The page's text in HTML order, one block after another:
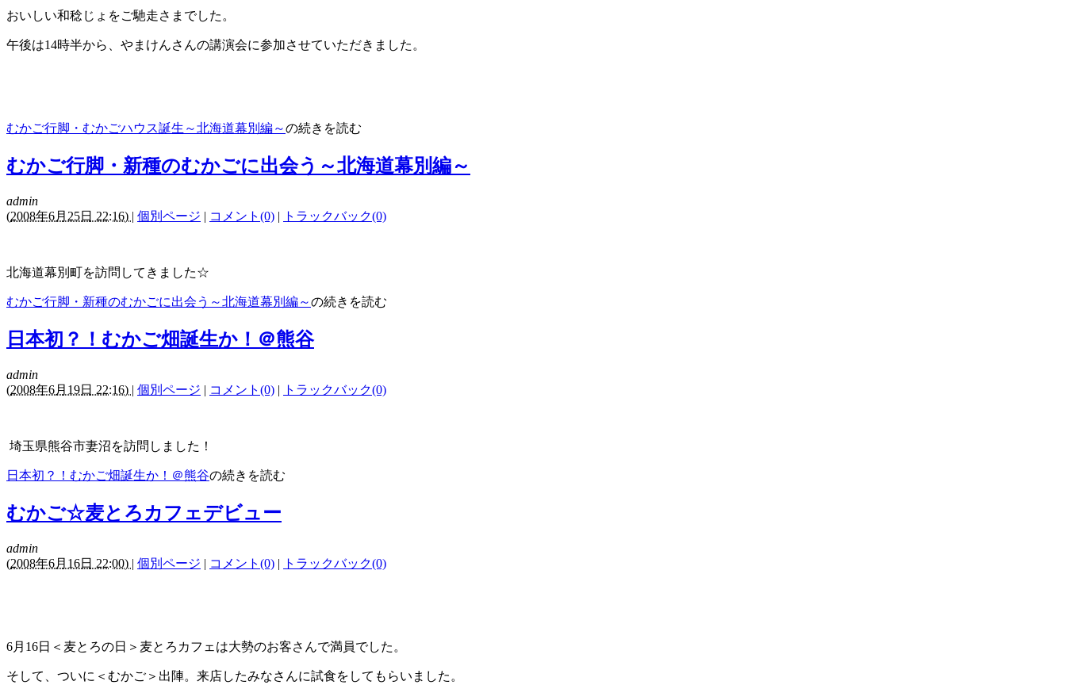
おいしい和稔じょをご馳走さまでした。
午後は14時半から、やまけんさんの講演会に参加させていただきました。
むかご行脚・むかごハウス誕生～北海道幕別編～の続きを読む
むかご行脚・新種のむかごに出会う～北海道幕別編～
admin
(2008年6月25日 22:16) | 個別ページ | コメント(0) | トラックバック(0)
北海道幕別町を訪問してきました☆
むかご行脚・新種のむかごに出会う～北海道幕別編～の続きを読む
日本初？！むかご畑誕生か！＠熊谷
admin
(2008年6月19日 22:16) | 個別ページ | コメント(0) | トラックバック(0)
埼玉県熊谷市妻沼を訪問しました！
日本初？！むかご畑誕生か！＠熊谷の続きを読む
むかご☆麦とろカフェデビュー
admin
(2008年6月16日 22:00) | 個別ページ | コメント(0) | トラックバック(0)
6月16日＜麦とろの日＞麦とろカフェは大勢のお客さんで満員でした。
そして、ついに＜むかご＞出陣。来店したみなさんに試食をしてもらいました。